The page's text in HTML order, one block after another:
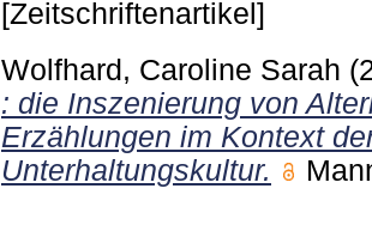
[Zeitschriftenartikel]
Wolfhard, Caroline Sarah
: die Inszenierung von
Erzählungen im Kontext
Unterhaltungskultur.